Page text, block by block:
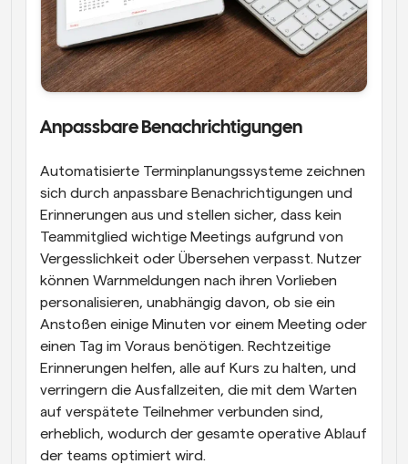
Anpassbare Benachrichtigungen
Automatisierte Terminplanungssysteme zeichnen
sich durch anpassbare Benachrichtigungen und
Erinnerungen aus und stellen sicher, dass kein
Teammitglied wichtige Meetings aufgrund von
Vergesslichkeit oder Übersehen verpasst. Nutzer
können Warnmeldungen nach ihren Vorlieben
personalisieren, unabhängig davon, ob sie ein
Anstoßen einige Minuten vor einem Meeting oder
einen Tag im Voraus benötigen. Rechtzeitige
Erinnerungen helfen, alle auf Kurs zu halten, und
verringern die Ausfallzeiten, die mit dem Warten
auf verspätete Teilnehmer verbunden sind,
erheblich, wodurch der gesamte operative Ablauf
der teams optimiert wird.